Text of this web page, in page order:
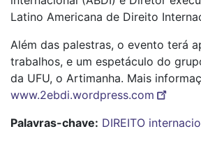
Latino Americana de Direito
Além das palestras, o evento terá
trabalhos, e um espetáculo do
da UFU, o Artimanha. Mais
www.2ebdi.wordpress.com
Palavras-chave: DIREITO